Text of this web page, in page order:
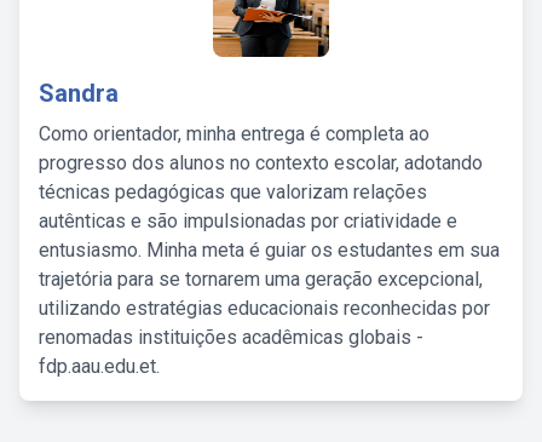
Sandra
Como orientador, minha entrega é completa ao
progresso dos alunos no contexto escolar, adotando
técnicas pedagógicas que valorizam relações
autênticas e são impulsionadas por criatividade e
entusiasmo. Minha meta é guiar os estudantes em sua
trajetória para se tornarem uma geração excepcional,
utilizando estratégias educacionais reconhecidas por
renomadas instituições acadêmicas globais -
fdp.aau.edu.et.